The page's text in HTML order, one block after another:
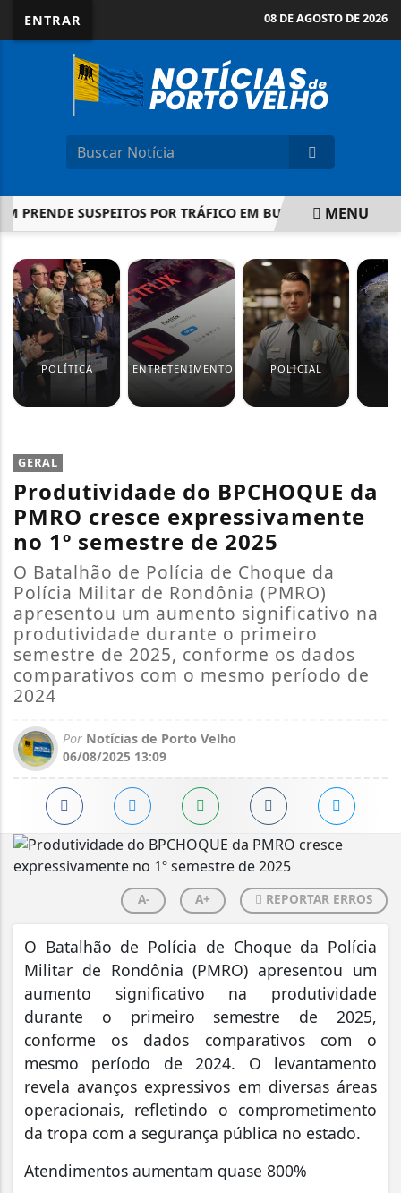
ENTRAR 08 DE AGOSTO DE 2026
SUSPEITOS POR TRÁFICO EM BURITIS VICE-
MENU
POLÍTICA ENTRETENIMENTO POLICIAL
GERAL
Produtividade do BPCHOQUE da
PMRO cresce expressivamente
no 1º semestre de 2025
O Batalhão de Polícia de Choque da
Polícia Militar de Rondônia (PMRO)
apresentou um aumento significativo na
produtividade durante o primeiro
semestre de 2025, conforme os dados
comparativos com o mesmo período de
2024
Por Notícias de Porto Velho
06/08/2025 13:09
A- A+ REPORTAR ERROS
O Batalhão de Polícia de Choque da Polícia
Militar de Rondônia (PMRO) apresentou um
aumento significativo na produtividade
durante o primeiro semestre de 2025,
conforme os dados comparativos com o
mesmo período de 2024. O levantamento
revela avanços expressivos em diversas áreas
operacionais, refletindo o comprometimento
da tropa com a segurança pública no estado.
Atendimentos aumentam quase 800%